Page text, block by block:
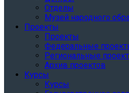
Отделы
Музей народного
Проекты
Проекты
Федеральные
Региональные
Архив проектов
Курсы
Курсы